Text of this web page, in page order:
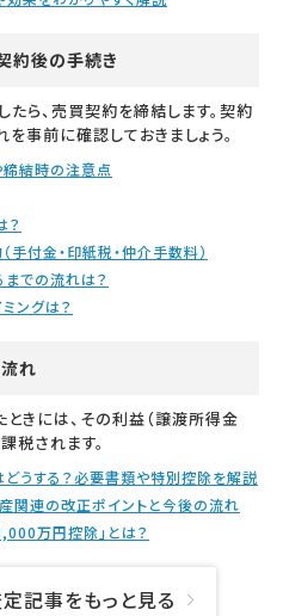
約後の手続き
ら、売買契約を締結します。契約
事前に確認しておきましょう。
結時の注意点
？
付金・印紙税・仲介手数料）
での流れは？
ングは？
れ
きには、その利益（譲渡所得金
税されます。
うする？必要書類や特別控除を解説
関連の改正ポイントと今後の流れ
万円控除」とは？
記事をもっと見る